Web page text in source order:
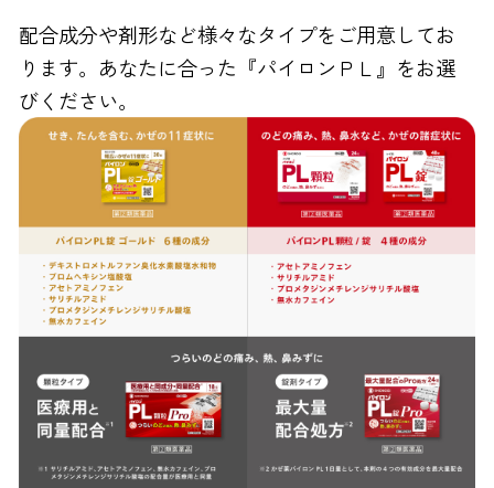
配合成分や剤形など様々なタイプをご用意してお
ります。あなたに合った『パイロンＰＬ』をお選
びください。